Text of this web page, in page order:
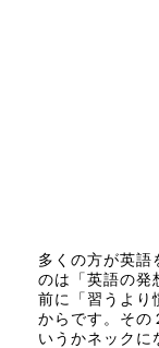
多くの方が英語
のは「英語の発
前に「習うより
からです。その
いうかネックに